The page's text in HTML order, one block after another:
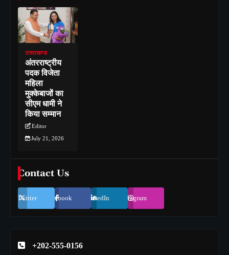
उत्तराखण्ड
अंतरराष्ट्रीय
पदक विजेता
महिला
मुक्केबाजों का
सीएम धामी ने
किया सम्मान
Editor
July 21, 2026
Contact Us
Twitter Facebook LinkedIn Instagram
+202-555-0156